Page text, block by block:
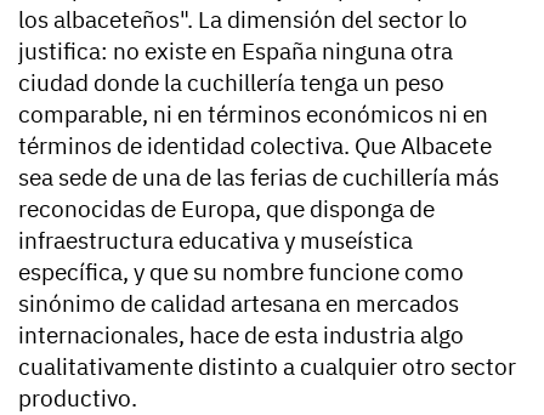
los albaceteños". La dimensión del sector lo
justifica: no existe en España ninguna otra
ciudad donde la cuchillería tenga un peso
comparable, ni en términos económicos ni en
términos de identidad colectiva. Que Albacete
sea sede de una de las ferias de cuchillería más
reconocidas de Europa, que disponga de
infraestructura educativa y museística
específica, y que su nombre funcione como
sinónimo de calidad artesana en mercados
internacionales, hace de esta industria algo
cualitativamente distinto a cualquier otro sector
productivo.